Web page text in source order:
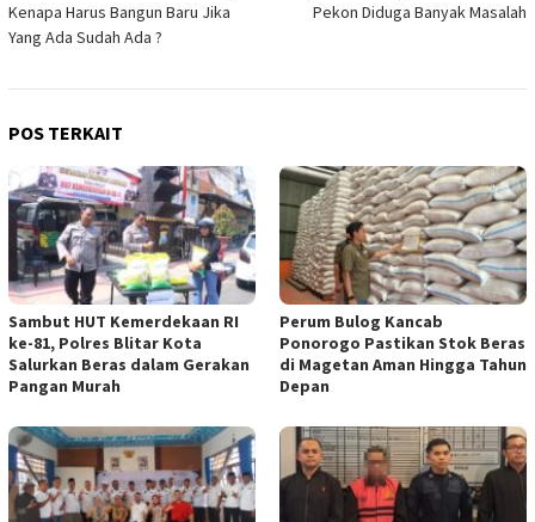
Kenapa Harus Bangun Baru Jika
Yang Ada Sudah Ada ?
Pekon Diduga Banyak Masalah
POS TERKAIT
Sambut HUT Kemerdekaan RI
ke-81, Polres Blitar Kota
Salurkan Beras dalam Gerakan
Pangan Murah
Perum Bulog Kancab
Ponorogo Pastikan Stok Beras
di Magetan Aman Hingga Tahun
Depan